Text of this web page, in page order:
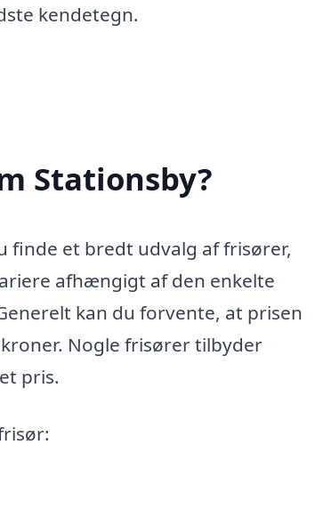
kendetegn.
Stationsby?
finde et bredt udvalg af frisører,
afhængigt af den enkelte
kan du forvente, at prisen
Nogle frisører tilbyder
pris.